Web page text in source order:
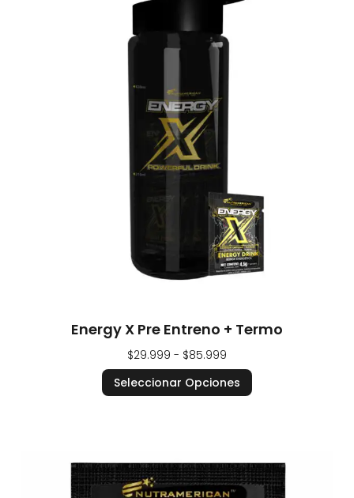
Energy X Pre Entreno + Termo
$29.999 - $85.999
Seleccionar Opciones